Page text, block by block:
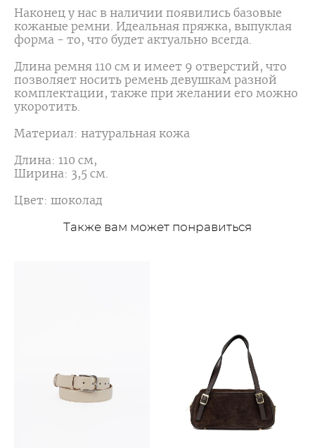
Наконец у нас в наличии появились базовые
кожаные ремни. Идеальная пряжка, выпуклая
форма - то, что будет актуально всегда.
Длина ремня 110 см и имеет 9 отверстий, что
позволяет носить ремень девушкам разной
комплектации, также при желании его можно
укоротить.
Материал: натуральная кожа
Длина: 110 см,
Ширина: 3,5 см.
Цвет: шоколад
Также вам может понравиться